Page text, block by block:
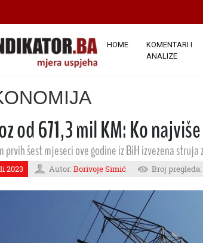
HOME
KOMENTARI I
ANALIZE
od 671,3 mil KM: Ko
prvih šest mjeseci ove godine iz BiH izvezena struja
2023 Autor: Borivoje Simić Broj pregleda: